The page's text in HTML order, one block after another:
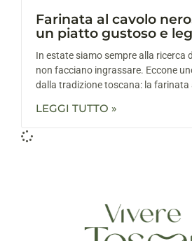
Farinata al cavolo
un piatto gustoso e
In estate siamo sempre alla ricerca
non facciano ingrassare. Eccone
dalla tradizione toscana: la farinata
LEGGI TUTTO »